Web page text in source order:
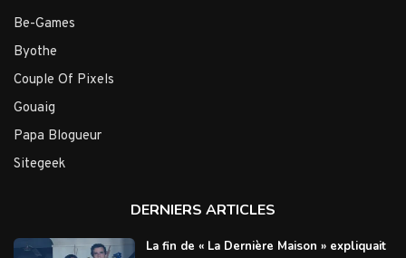
Be-Games
Byothe
Couple Of Pixels
Gouaig
Papa Blogueur
Sitegeek
DERNIERS ARTICLES
La fin de « La Dernière Maison » expliquait